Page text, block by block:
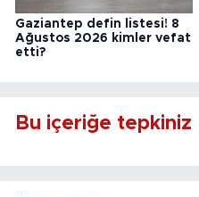
Gaziantep defin listesi! 8
Ağustos 2026 kimler vefat
etti?
Bu içeriğe tepkiniz